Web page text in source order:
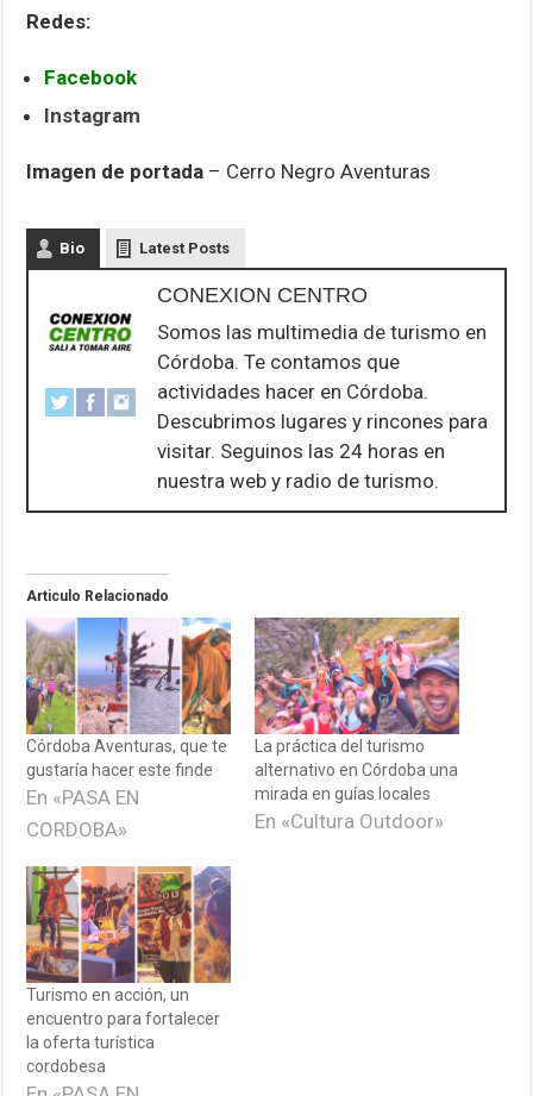
Redes:
Facebook
Instagram
Imagen de portada – Cerro Negro Aventuras
Bio Latest Posts
CONEXION CENTRO
Somos las multimedia de turismo en
Córdoba. Te contamos que
actividades hacer en Córdoba.
Descubrimos lugares y rincones para
visitar. Seguinos las 24 horas en
nuestra web y radio de turismo.
Articulo Relacionado
Córdoba Aventuras, que te
gustaría hacer este finde
En «PASA EN
CORDOBA»
La práctica del turismo
alternativo en Córdoba una
mirada en guías locales
En «Cultura Outdoor»
Turismo en acción, un
encuentro para fortalecer
la oferta turística
cordobesa